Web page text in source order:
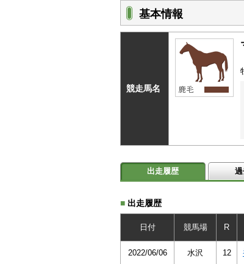
基本情報
競走馬名
出走履歴
■ 出走履歴
日付 競馬場 R
2022/06/06 水沢 12